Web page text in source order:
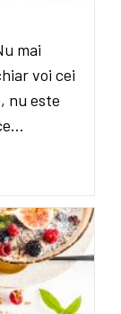
mai
voi cei
nu este